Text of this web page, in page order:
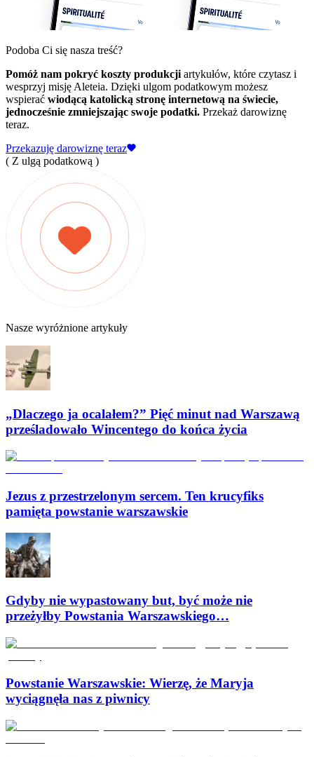
Podoba Ci się nasza treść?
Pomóż nam pokryć koszty produkcji artykułów, które czytasz i
wesprzyj misję Aleteia. Dzięki ulgom podatkowym możesz
wspierać wiodącą katolicką stronę internetową na świecie,
jednocześnie zmniejszając swoje podatki. Przekaż darowiznę
teraz.
Przekazuję darowiznę teraz
( Z ulgą podatkową )
Nasze wyróżnione artykuły
„Dlaczego ja ocalałem?” Pięć minut nad Warszawą
prześladowało Wincentego do końca życia
Jezus z przestrzelonym sercem. Ten krucyfiks
pamięta powstanie warszawskie
Gdyby nie wypastowany but, być może nie
przeżyłby Powstania Warszawskiego…
Powstanie Warszawskie: Wierzę, że Maryja
wyciągnęła nas z piwnicy